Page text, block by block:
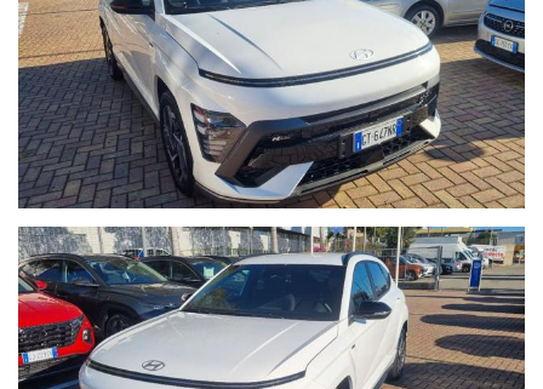
- Possibilità di estensione della garanzia di ulteriori 12 mesi.
- Possibilità di finanziamenti personalizzati, assicurazioni furto &
incendio, kasko, eventi naturali a prezzi estremamente
vantaggiosi.
- Su ogni nostro veicolo vengono eseguiti più di 50 controlli
prima della consegna.
- In caso di veicoli da dare in permuta, si prega di inviare un
messaggio su Whatsapp al numero 389.535.7225 specificando
marca, modello, anno di immatricolazione, km percorsi, eventuali
interventi eseguiti e veicolo di interesse.
Sono inoltre necessarie fotografie dettagliate della vettura
posseduta. I nostri consulenti risponderanno indicando una